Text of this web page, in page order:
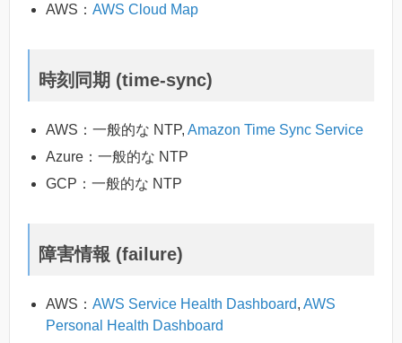
AWS： AWS Cloud Map
時刻同期 (time-sync)
AWS：一般的な NTP, Amazon Time Sync Service
Azure：一般的な NTP
GCP：一般的な NTP
障害情報 (failure)
AWS： AWS Service Health Dashboard, AWS
Personal Health Dashboard